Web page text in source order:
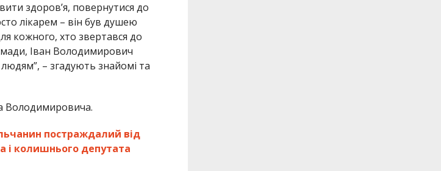
здоров’я, повернутися до
лікарем – він був душею
кожного, хто звертався до
Іван Володимирович
– згадують знайомі та
Володимировича.
постраждалий від
і колишнього депутата